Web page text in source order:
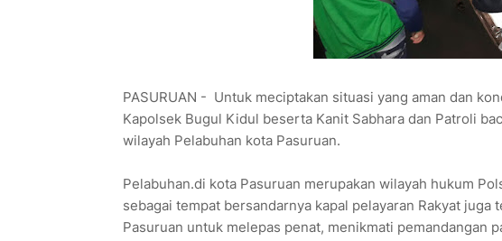
PASURUAN - Untuk meciptakan situasi yang aman dan
Kapolsek Bugul Kidul beserta Kanit Sabhara dan Patroli
wilayah Pelabuhan kota Pasuruan.
Pelabuhan.di kota Pasuruan merupakan wilayah hukum
sebagai tempat bersandarnya kapal pelayaran Rakyat
Pasuruan untuk melepas penat, menikmati pemandangan